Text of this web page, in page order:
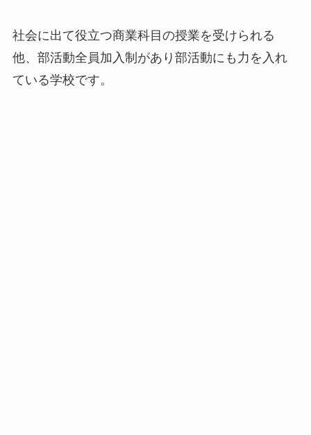
社会に出て役立つ商業科目の授業を受けられる
他、部活動全員加入制があり部活動にも力を入れ
ている学校です。